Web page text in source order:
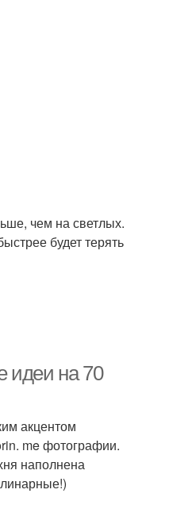
чем на светлых.
будет терять
идеи на 70
акцентом
me фотографии.
наполнена